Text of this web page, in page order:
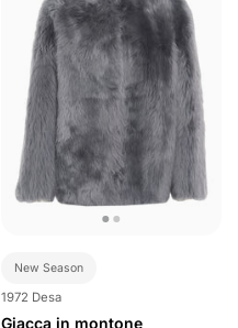
New Season
1972 Desa
Giacca in montone